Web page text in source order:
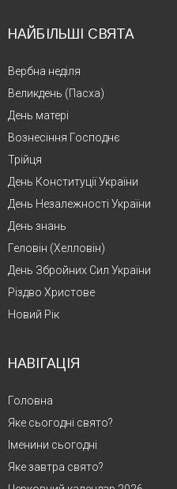
НАЙБІЛЬШІ СВЯТА
Вербна неділя
Великдень (Пасха)
День матері
Вознесіння Господнє
Трійця
День Конституції України
День Незалежності України
День знань
Геловін (Хелловін)
День Збройних Сил України
Різдво Христове
Новий Рік
НАВІГАЦІЯ
Головна
Яке сьогодні свято?
Іменини сьогодні
Яке завтра свято?